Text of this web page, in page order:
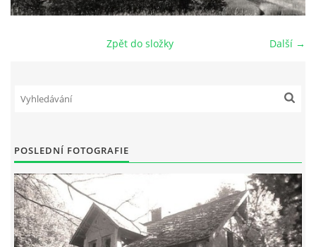
Tento projekt je realizován za finanční podpory
města Domažlice.
Další →
Zpět do složky
POSLEDNÍ FOTOGRAFIE